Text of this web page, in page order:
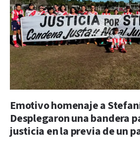
Emotivo homenaje a
Desplegaron una bandera
justicia en la previa de un